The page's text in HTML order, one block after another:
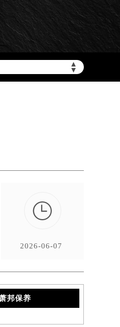
▲
▼

2026-06-07
邦保养